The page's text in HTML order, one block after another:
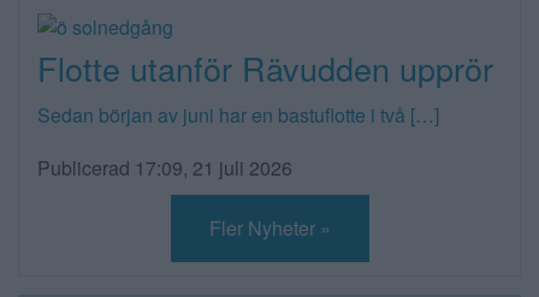
Flotte utanför Rävudden upprör
Sedan början av juni har en bastuflotte i två […]
Publicerad 17:09, 21 juli 2026
Fler Nyheter »